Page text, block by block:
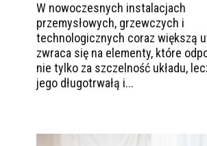
W nowoczesnych instalacjach
przemysłowych, grzewczych i
technologicznych coraz większą
zwraca się na elementy, które
nie tylko za szczelność układu,
jego długotrwałą i...